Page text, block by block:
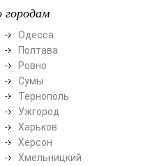
городам
Одесса
Полтава
Ровно
Сумы
Тернополь
Ужгород
Харьков
Херсон
Хмельницкий